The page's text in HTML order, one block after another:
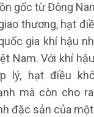
gốc từ Đông
thương, hạt
gia khí hậu
Nam. Với khí
lý, hạt điều
mà còn cho
đặc sản của